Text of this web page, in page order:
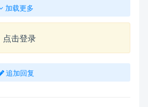
加载更多
点击登录
追加回复